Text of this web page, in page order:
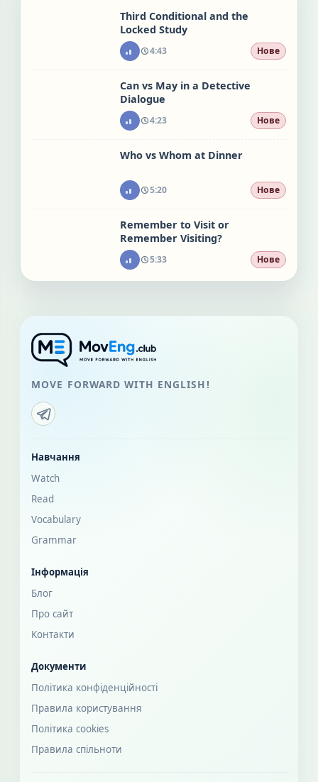
Third Conditional and the
Locked Study
4:43 Нове
Can vs May in a Detective
Dialogue
4:23 Нове
Who vs Whom at Dinner
5:20 Нове
Remember to Visit or
Remember Visiting?
5:33 Нове
MOVE FORWARD WITH ENGLISH!
Навчання
Watch
Read
Vocabulary
Grammar
Інформація
Блог
Про сайт
Контакти
Документи
Політика конфіденційності
Правила користування
Політика cookies
Правила спільноти